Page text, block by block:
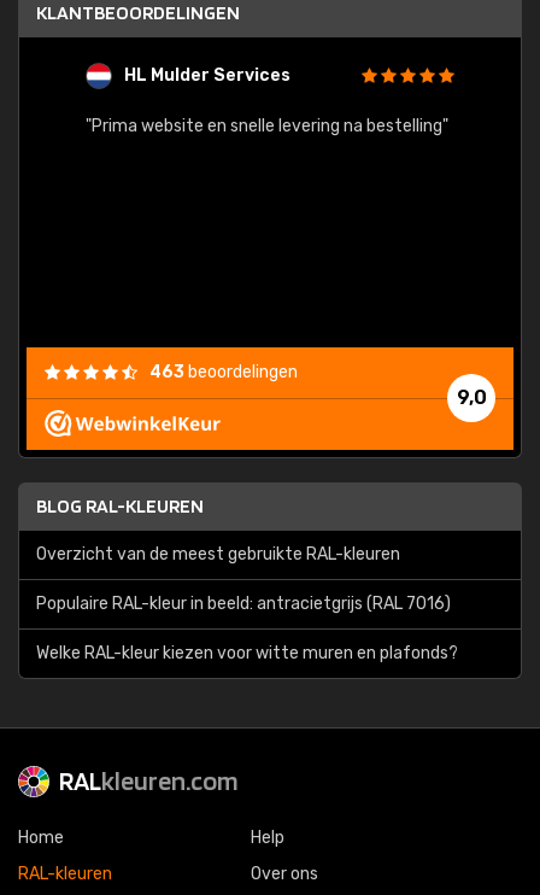
KLANTBEOORDELINGEN
HL Mulder Services
"Prima website en snelle levering na bestelling"
9,0
463 beoordelingen
BLOG RAL-KLEUREN
Overzicht van de meest gebruikte RAL-kleuren
Populaire RAL-kleur in beeld: antracietgrijs (RAL 7016)
Welke RAL-kleur kiezen voor witte muren en plafonds?
RALkleuren.com
Home
RAL-kleuren
Help
Over ons